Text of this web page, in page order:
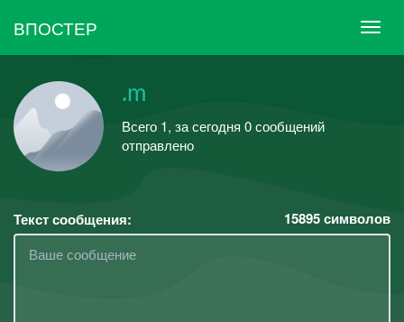
ВПОСТЕР
.m
Всего 1, за сегодня 0 сообщений
отправлено
Текст сообщения: 15895символов